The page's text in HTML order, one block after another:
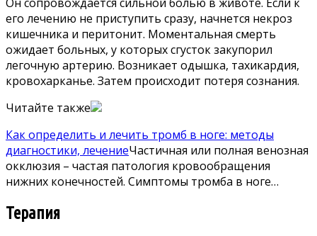
его лечению не приступить сразу, начнется некроз
кишечника и перитонит. Моментальная смерть
ожидает больных, у которых сгусток закупорил
легочную артерию. Возникает одышка, тахикардия,
кровохарканье. Затем происходит потеря сознания.
Читайте также
Как определить и лечить тромб в ноге: методы
диагностики, лечениеЧастичная или полная венозная
окклюзия – частая патология кровообращения
нижних конечностей. Симптомы тромба в ноге…
Терапия